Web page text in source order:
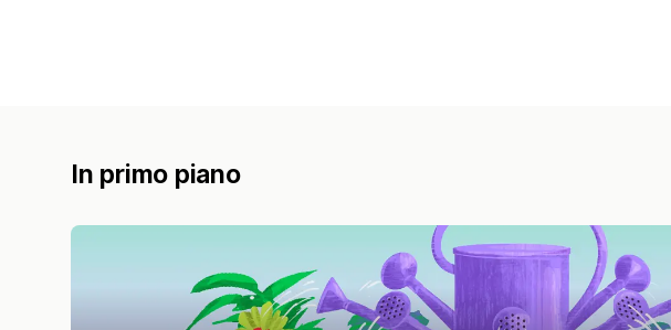
In primo piano